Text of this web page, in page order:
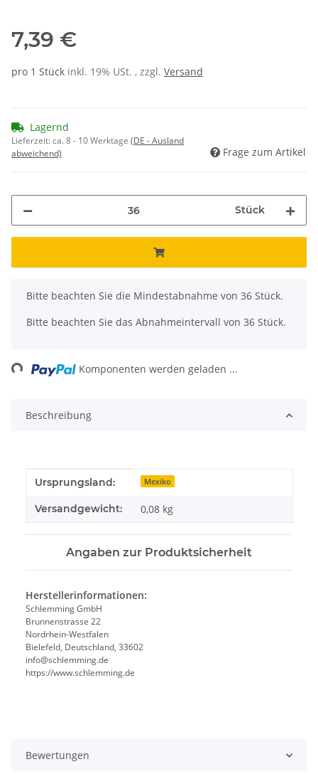
7,39 €
pro 1 Stück inkl. 19% USt. , zzgl. Versand
Lagernd
Lieferzeit:ca. 8 - 10 Werktage (DE - Ausland
abweichend)
Frage zum Artikel
Stück
x
Bitte beachten Sie die Mindestabnahme von 36 Stück.
Bitte beachten Sie das Abnahmeintervall von 36 Stück.
Komponenten werden geladen ...
Beschreibung
Produkteigenschaft
Wert
Ursprungsland: Mexiko
Versandgewicht: 0,08 kg
Angaben zur Produktsicherheit
Herstellerinformationen:
Schlemming GmbH
Brunnenstrasse 22
Nordrhein-Westfalen
Bielefeld, Deutschland, 33602
info@schlemming.de
https://www.schlemming.de
Bewertungen